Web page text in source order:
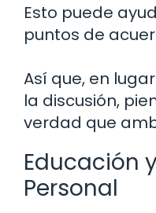
Esto puede
puntos de
Así que, en
la discusión,
verdad que
Educación
Personal